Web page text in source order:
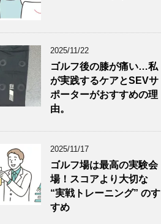
2025/11/22
ゴルフ後の膝が痛い…私
が実践するケアとSEVサ
ポーターがおすすめの理
由。
2025/11/17
ゴルフ場は最高の実験会
場！スコアより大切な
“実戦トレーニング” のす
すめ